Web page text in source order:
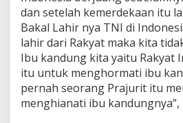
dan setelah kemerdekaan itu
Bakal Lahir nya TNI di
lahir dari Rakyat maka kita
Ibu kandung kita yaitu Rakyat
itu untuk menghormati ibu
pernah seorang Prajurit itu
menghianati ibu kandungnya”,